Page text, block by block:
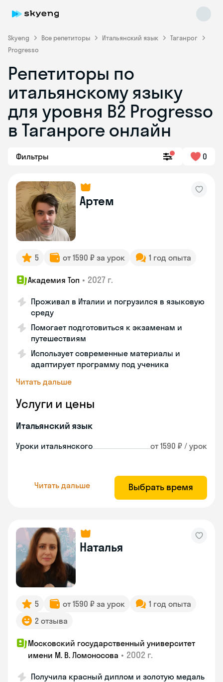
Skyeng Все репетиторы Итальянский язык
Таганрог
Progresso
Репетиторы по
итальянскому языку
для уровня B2 Progresso
в Таганроге онлайн
Фильтры 0
Артем
5 от 1590 ₽ за урок 1 год опыта
Академия Топ • 2027 г.
Проживал в Италии и погрузился в языковую
среду
Помогает подготовиться к экзаменам и
путешествиям
Использует современные материалы и
адаптирует программу под ученика
Читать дальше
Услуги и цены
Итальянский язык
Уроки итальянского от 1590 ₽ / урок
Читать дальше Выбрать время
Наталья
5 от 1590 ₽ за урок
1 год опыта
2 отзыва
Московский государственный университет
имени М. В. Ломоносова • 2002 г.
Получила красный диплом и золотую медаль
Skyeng Chat